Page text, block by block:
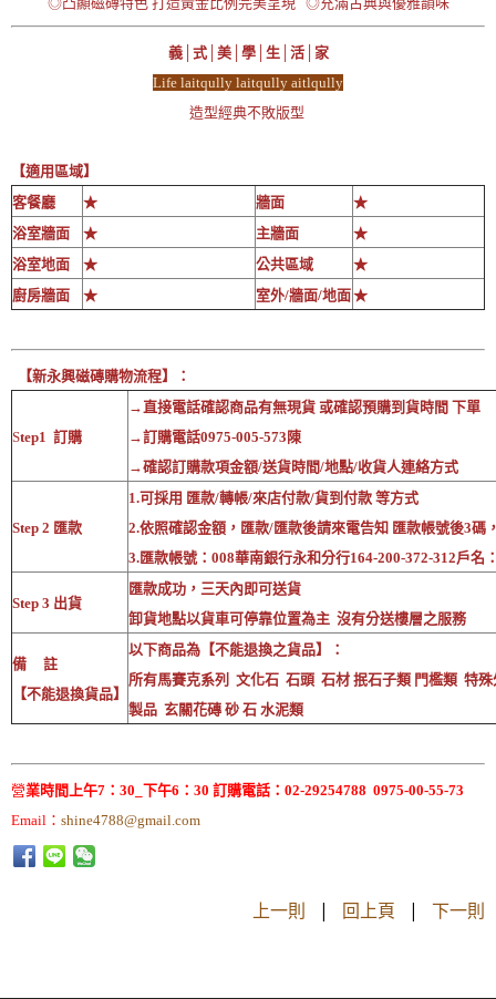
義│式│美│學│生│活│家
Life laitqully laitqully aitlqully
造型經典不敗版型
【適用區域】
客餐廳
★ 牆面
★
浴室牆面
★ 主牆面
★
浴室地面
★ 公共區域
★
廚房牆面
★ 室外/牆面/地面★
【新永興磁磚購物流程】：
Step1 訂購
→直接電話確認商品有無現貨 或確認預購到貨時間 下單
→訂購電話0975-005-573陳
→確認訂購款項金額/送貨時間/地點/收貨人連絡方式
Step 2 匯款
1.可採用 匯款/轉帳/來店付款/貨到付款 等方式
2.依照確認金額，匯款/匯款後請來電告知 匯款帳號後3碼
3.匯款帳號：008華南銀行永和分行164-200-372-312戶名
Step 3 出貨
匯款成功，三天內即可送貨
卸貨地點以貨車可停靠位置為主 沒有分送樓層之服務
備 註
【不能退換貨品】
以下商品為【不能退換之貨品】：
所有馬賽克系列 文化石 石頭 石材 抿石子類 門檻類 特
製品 玄關花磚 砂 石 水泥類
營業時間上午7：30_下午6：30 訂購電話：02-29254788 0975-00-55-73
Email： shine4788@gmail.com
上一則 | 回上頁 | 下一則